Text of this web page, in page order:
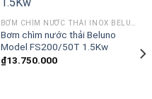
Bơm chìm nước thải Beluno
Model FS200/50T 1.5Kw
₫13.750.000